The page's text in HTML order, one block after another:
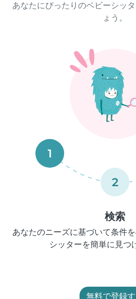
あなたにぴったりのベビーシッ
ょう。
1
2
検索
あなたのニーズに基づいて条件
シッターを簡単に見つ
無料で登録